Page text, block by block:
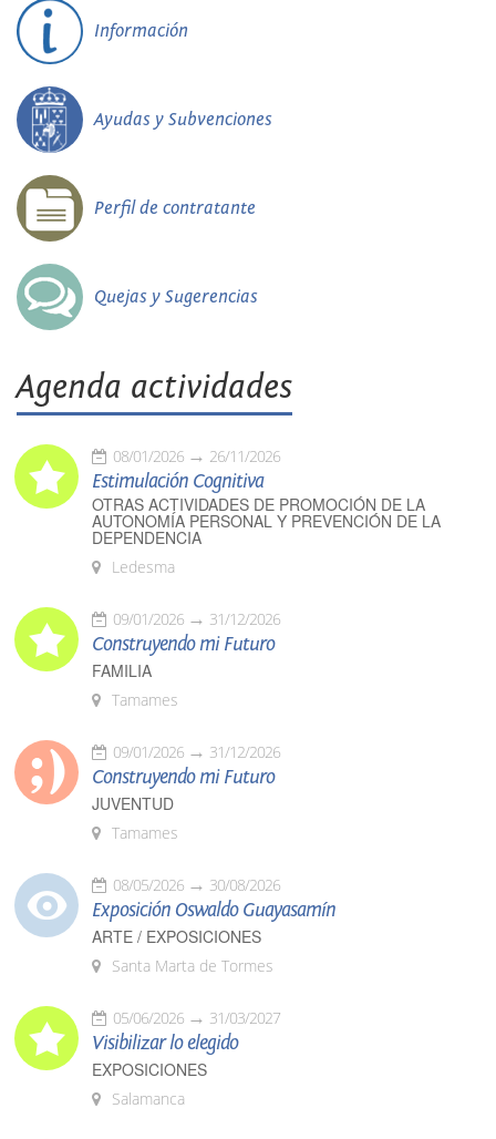
Información
Ayudas y Subvenciones
Perfil de contratante
Quejas y Sugerencias
Agenda actividades
08/01/2026 26/11/2026
Estimulación Cognitiva
OTRAS ACTIVIDADES DE PROMOCIÓN DE LA
AUTONOMÍA PERSONAL Y PREVENCIÓN DE LA
DEPENDENCIA
Ledesma
09/01/2026 31/12/2026
Construyendo mi Futuro
FAMILIA
Tamames
09/01/2026 31/12/2026
Construyendo mi Futuro
JUVENTUD
Tamames
08/05/2026 30/08/2026
Exposición Oswaldo Guayasamín
ARTE / EXPOSICIONES
Santa Marta de Tormes
05/06/2026 31/03/2027
Visibilizar lo elegido
EXPOSICIONES
Salamanca